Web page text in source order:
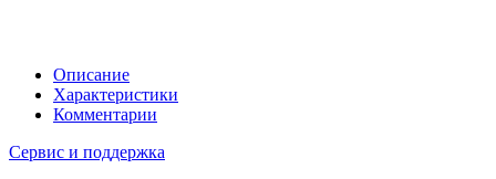
Описание
Характеристики
Комментарии
Сервис и поддержка